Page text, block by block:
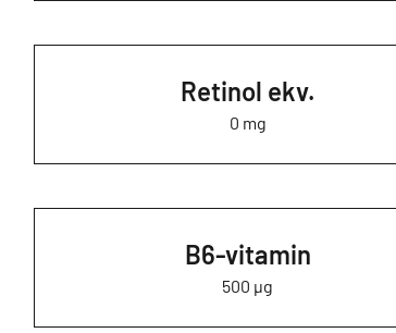
Retinol ekv.
0 mg
B6-vitamin
500 µg